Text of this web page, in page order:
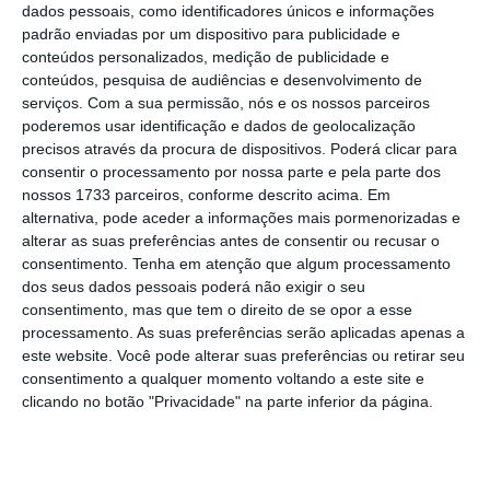
dados pessoais, como identificadores únicos e informações
padrão enviadas por um dispositivo para publicidade e
conteúdos personalizados, medição de publicidade e
conteúdos, pesquisa de audiências e desenvolvimento de
serviços. Com a sua permissão, nós e os nossos parceiros
poderemos usar identificação e dados de geolocalização
precisos através da procura de dispositivos. Poderá clicar para
consentir o processamento por nossa parte e pela parte dos
nossos 1733 parceiros, conforme descrito acima. Em
alternativa, pode aceder a informações mais pormenorizadas e
alterar as suas preferências antes de consentir ou recusar o
consentimento. Tenha em atenção que algum processamento
dos seus dados pessoais poderá não exigir o seu
consentimento, mas que tem o direito de se opor a esse
processamento. As suas preferências serão aplicadas apenas a
este website. Você pode alterar suas preferências ou retirar seu
consentimento a qualquer momento voltando a este site e
clicando no botão "Privacidade" na parte inferior da página.
realidades que não são homogéneas” e
“informação que não é homogénea”e que,
consequentemente, “vão aparecer devedores
com graus de exposição completamente
diferentes na mesma lista”.
Devedores? “Há que prestar contas, com prudência
e sensatez”
Ler Mais
Carlos Costa salientou que,“desde que haja
um consenso sobre os critérios de agregação”,
e logo que estejam “acertados”, o Banco de